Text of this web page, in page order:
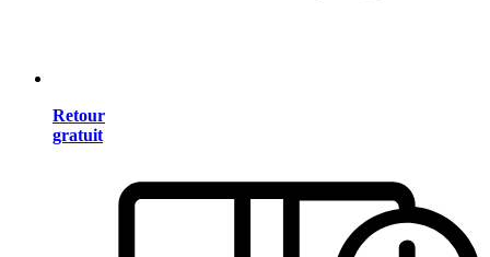
Retour
gratuit